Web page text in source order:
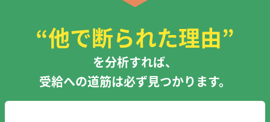
“他で断られた理由”
を分析すれば、
受給への道筋は必ず見つかります。